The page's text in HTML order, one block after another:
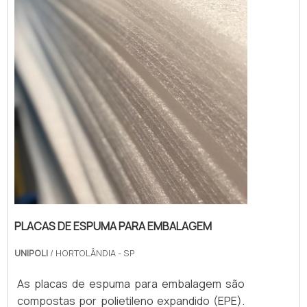
PLACAS DE ESPUMA PARA EMBALAGEM
UNIPOLI / HORTOLÂNDIA - SP
As placas de espuma para embalagem são
compostas por polietileno expandido (EPE).